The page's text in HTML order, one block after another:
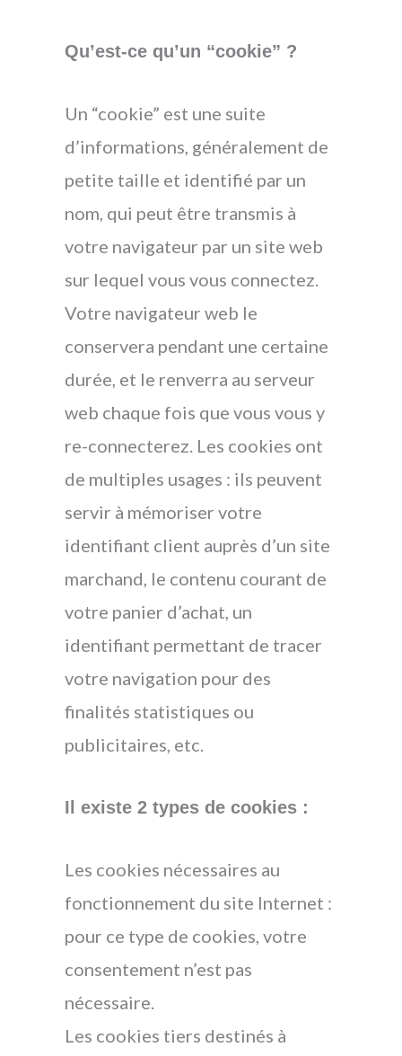
Qu’est-ce qu’un “cookie” ?
Un “cookie” est une suite
d’informations, généralement de
petite taille et identifié par un
nom, qui peut être transmis à
votre navigateur par un site web
sur lequel vous vous connectez.
Votre navigateur web le
conservera pendant une certaine
durée, et le renverra au serveur
web chaque fois que vous vous y
re-connecterez. Les cookies ont
de multiples usages : ils peuvent
servir à mémoriser votre
identifiant client auprès d’un site
marchand, le contenu courant de
votre panier d’achat, un
identifiant permettant de tracer
votre navigation pour des
finalités statistiques ou
publicitaires, etc.
Il existe 2 types de cookies :
Les cookies nécessaires au
fonctionnement du site Internet :
pour ce type de cookies, votre
consentement n’est pas
nécessaire.
Les cookies tiers destinés à